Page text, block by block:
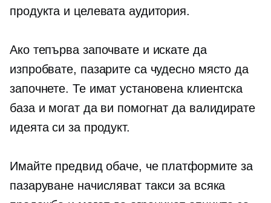
продукта и целевата аудитория.
Ако тепърва започвате и искате да
изпробвате, пазарите са чудесно място да
започнете. Те имат установена клиентска
база и могат да ви помогнат да валидирате
идеята си за продукт.
Имайте предвид обаче, че платформите за
пазаруване начисляват такси за всяка